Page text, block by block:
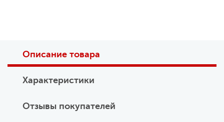
Описание товара
Характеристики
Отзывы покупателей